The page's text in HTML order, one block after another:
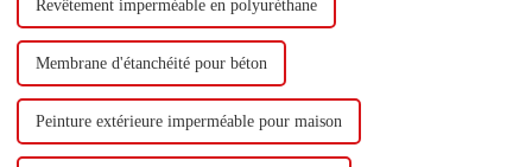
Revêtement imperméable en polyuréthane
Membrane d'étanchéité pour béton
Peinture extérieure imperméable pour maison